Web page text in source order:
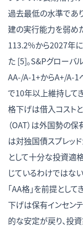
過去最低の水準であ
建の実行能力を弱め
113.2%から2027年
た [5]。S&Pグローバ
AA-/A-1+からA+/A-1
で10年以上維持してき
格下げは借入コスト
（OAT）は外国勢の
は対独国債スプレッ
として十分な投資適
じているわけではな
「AA格」を前提とし
下げは保有インセン
的な安定が戻り、投